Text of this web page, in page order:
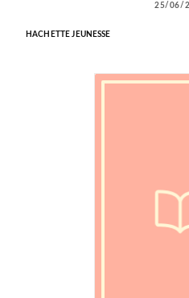
25/06/
HACHETTE JEUNESSE